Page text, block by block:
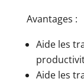
Avantages :
Aide les
Aide les